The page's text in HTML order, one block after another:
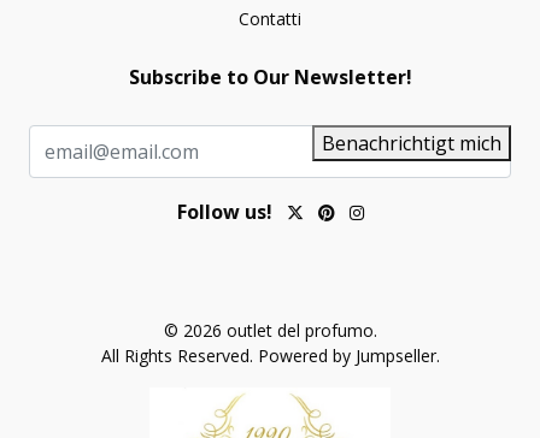
Contatti
Subscribe to Our Newsletter!
Benachrichtigt mich
Follow us!
© 2026 outlet del profumo.
All Rights Reserved. Powered by Jumpseller.